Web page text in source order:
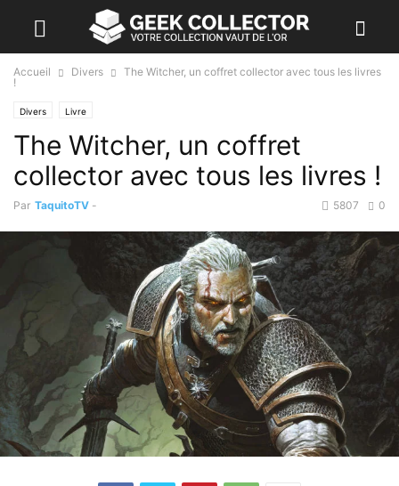
Accueil Divers
The Witcher, un coffret collector avec tous les livres
!
Divers Livre
The Witcher, un coffret
collector avec tous les livres !
Par TaquitoTV - 0
5807